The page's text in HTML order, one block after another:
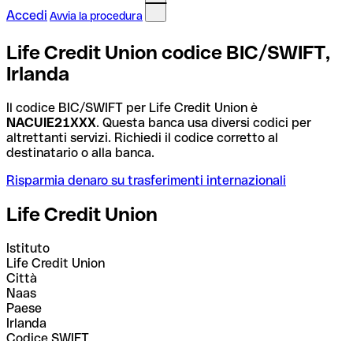
Accedi Avvia la procedura
Life Credit Union codice BIC/SWIFT,
Irlanda
Il codice BIC/SWIFT per Life Credit Union è
NACUIE21XXX. Questa banca usa diversi codici per
altrettanti servizi. Richiedi il codice corretto al
destinatario o alla banca.
Risparmia denaro su trasferimenti internazionali
Life Credit Union
Istituto
Life Credit Union
Città
Naas
Paese
Irlanda
Codice SWIFT